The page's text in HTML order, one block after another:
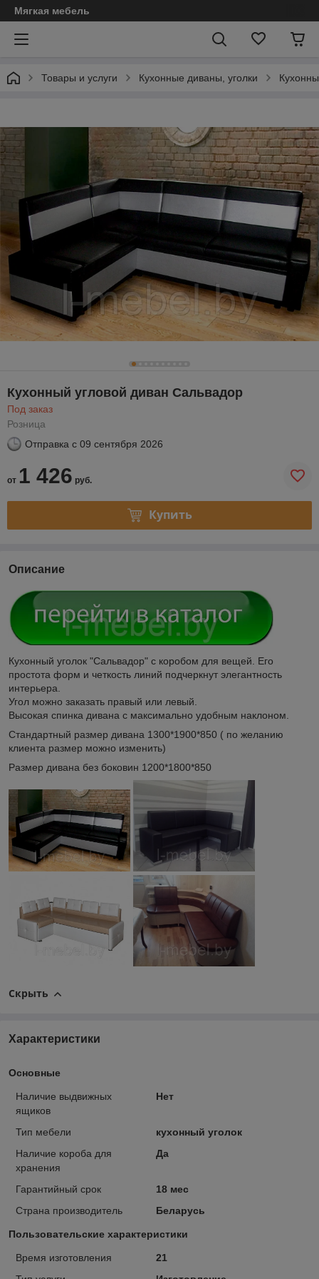
Мягкая мебель
Товары и услуги Кухонные диваны, уголки
Кухонный угловой диван Сальвадор
Под заказ
Розница
Отправка с 09 сентября 2026
от 1 426 руб.
Купить
Описание
Кухонный уголок "Сальвадор" с коробом для вещей. Его
простота форм и четкость линий подчеркнут элегантность
интерьера.
Угол можно заказать правый или левый.
Высокая спинка дивана с максимально удобным наклоном.
Стандартный размер дивана 1300*1900*850 ( по желанию
клиента размер можно изменить)
Размер дивана без боковин 1200*1800*850
Скрыть
Характеристики
Основные
Наличие выдвижных
ящиков
Нет
Тип мебели
кухонный уголок
Наличие короба для
хранения
Да
Гарантийный срок
18 мес
Страна производитель
Беларусь
Пользовательские характеристики
Время изготовления
21